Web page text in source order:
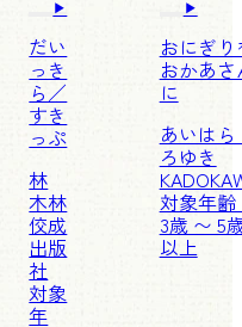
だい
っき
ら／
すき
っぷ
林
木林
佼成
出版
社
対象
年
おにぎり
おかあさ
に
あいはら
ろゆき
対象年齢
3歳 〜 5
以上